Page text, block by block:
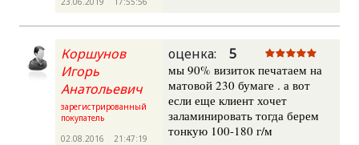
Коршунов
Игорь
Анатольевич
зарегистрированный
покупатель
02.08.2016 21:47:19
оценка: 5
мы 90% визиток печатаем на
матовой 230 бумаге . а вот
если еще клиент хочет
заламинировать тогда берем
тонкую 100-180 г/м